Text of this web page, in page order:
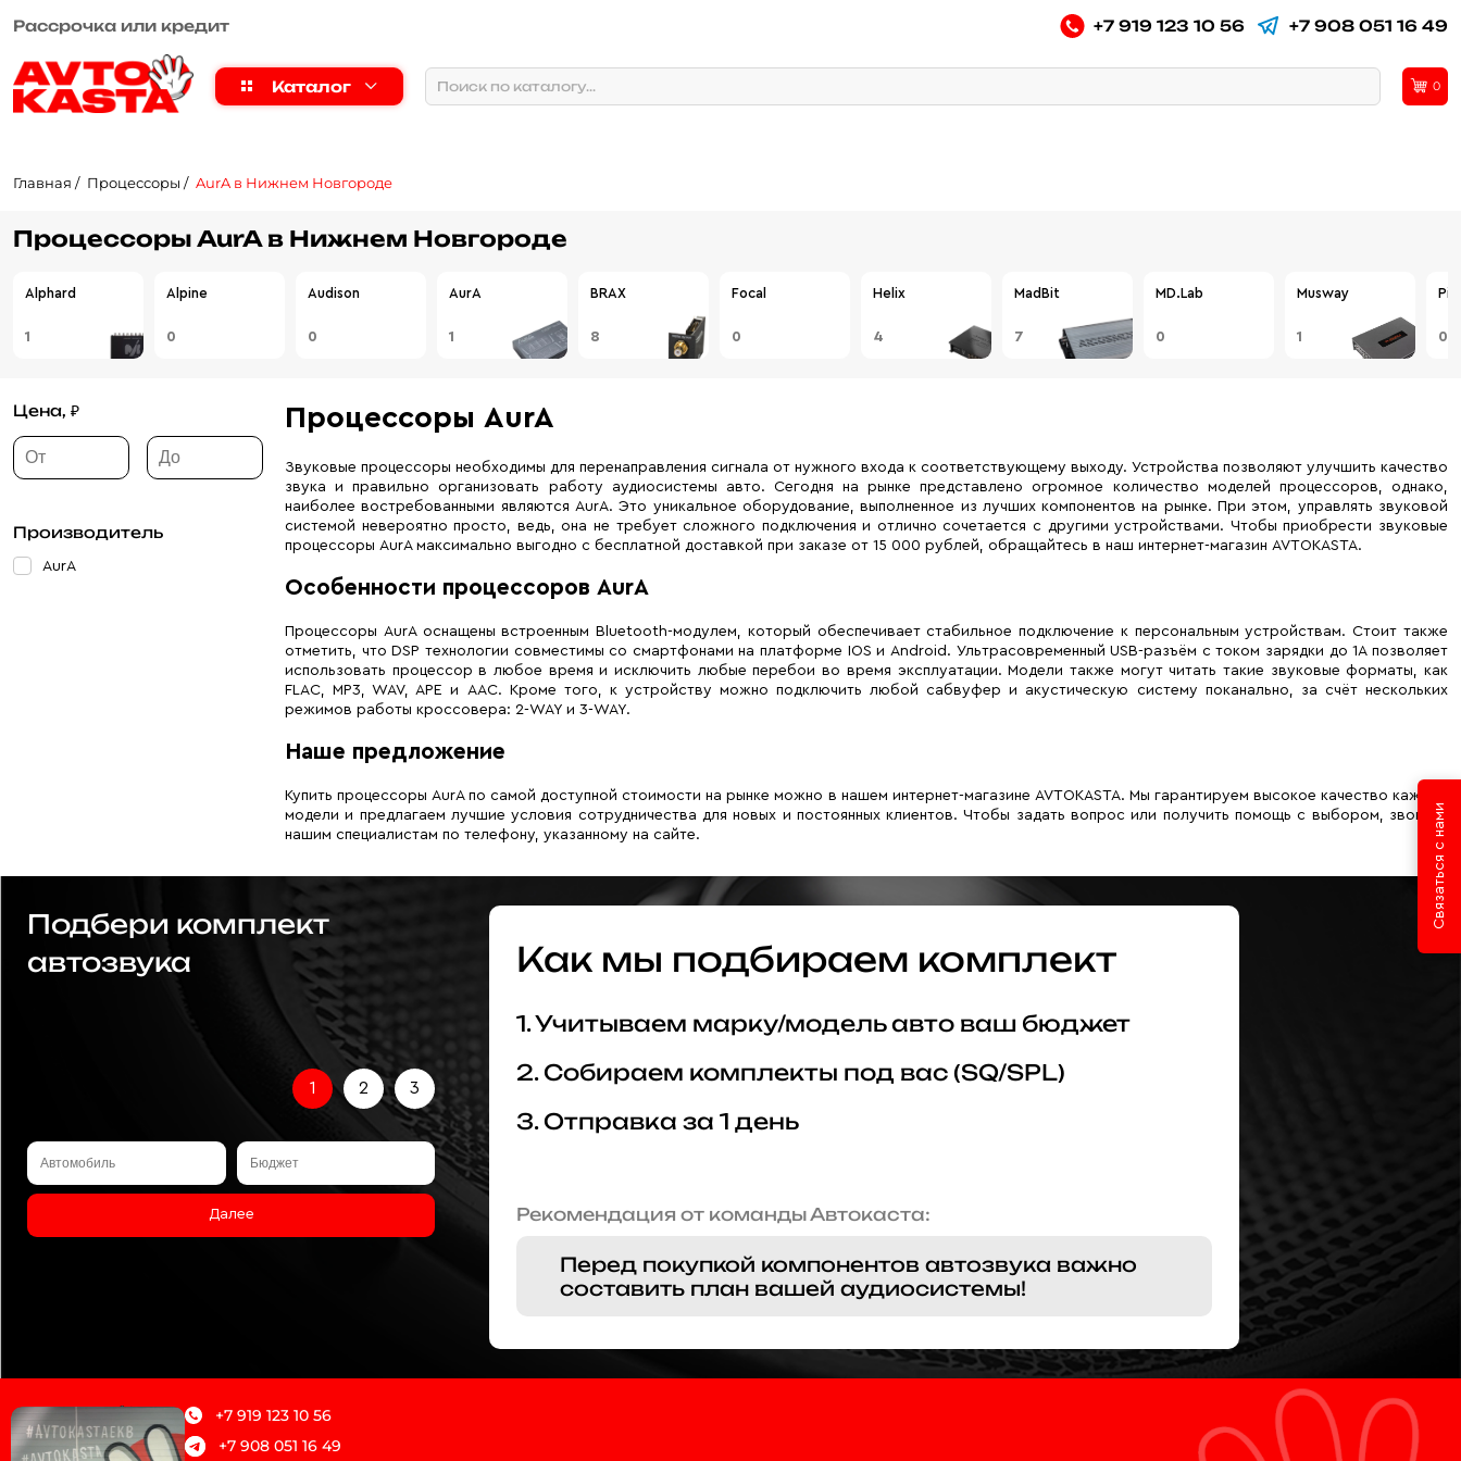
Рассрочка или кредит +7 919 123 10 56 +7 908 051 16 49
Каталог 0
Главная Процессоры AurA в Нижнем Новгороде
Процессоры AurA в Нижнем Новгороде
Alphard
1
Alpine
0
Audison
0
AurA
1
BRAX
8
Focal
0
Helix
4
MadBit
7
MD.Lab
0
Musway
1 0
Цена, ₽
Производитель
AurA
Процессоры AurA
Звуковые процессоры необходимы для перенаправления сигнала от нужного входа к соответствующему выходу. Устройства позволяют улучшить качество
звука и правильно организовать работу аудиосистемы авто. Сегодня на рынке представлено огромное количество моделей процессоров, однако,
наиболее востребованными являются AurA. Это уникальное оборудование, выполненное из лучших компонентов на рынке. При этом, управлять звуковой
системой невероятно просто, ведь, она не требует сложного подключения и отлично сочетается с другими устройствами. Чтобы приобрести звуковые
процессоры AurA максимально выгодно с бесплатной доставкой при заказе от 15 000 рублей, обращайтесь в наш интернет-магазин AVTOKASTA.
Особенности процессоров AurA
Процессоры AurA оснащены встроенным Bluetooth-модулем, который обеспечивает стабильное подключение к персональным устройствам. Стоит также
отметить, что DSP технологии совместимы со смартфонами на платформе IOS и Android. Ультрасовременный USB-разъём с током зарядки до 1A позволяет
использовать процессор в любое время и исключить любые перебои во время эксплуатации. Модели также могут читать такие звуковые форматы, как
FLAC, MP3, WAV, APE и AAC. Кроме того, к устройству можно подключить любой сабвуфер и акустическую систему поканально, за счёт нескольких
режимов работы кроссовера: 2-WAY и 3-WAY.
Наше предложение
Купить процессоры AurA по самой доступной стоимости на рынке можно в нашем интернет-магазине AVTOKASTA. Мы гарантируем высокое качество каждой
модели и предлагаем лучшие условия сотрудничества для новых и постоянных клиентов. Чтобы задать вопрос или получить помощь с выбором, звоните
нашим специалистам по телефону, указанному на сайте.
Подбери комплект
автозвука
1 2 3
Далее
Как мы подбираем комплект
1. Учитываем марку/модель авто ваш бюджет
2. Собираем комплекты под вас (SQ/SPL)
3. Отправка за 1 день
Рекомендация от команды Автокаста:
Перед покупкой компонентов автозвука важно
составить план вашей аудиосистемы!
+7 919 123 10 56
+7 908 051 16 49
Связаться с нами